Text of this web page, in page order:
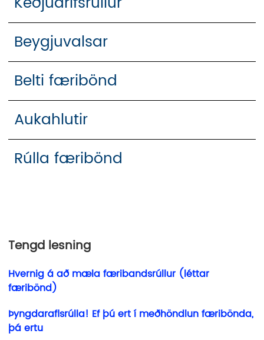
Beygjuvalsar
Belti færibönd
Aukahlutir
Rúlla færibönd
Tengd lesning
Hvernig á að mæla færibandsrúllur (léttar
færibönd)
Þyngdaraflsrúlla! Ef þú ert í meðhöndlun færibönda,
þá ertu